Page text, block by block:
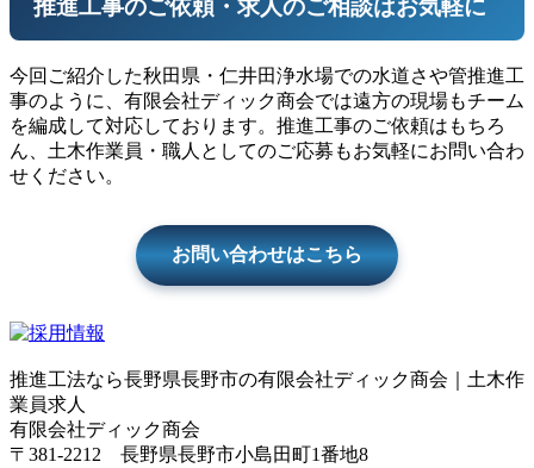
推進工事のご依頼・求人のご相談はお気軽に
今回ご紹介した秋田県・仁井田浄水場での水道さや管推進工
事のように、有限会社ディック商会では遠方の現場もチーム
を編成して対応しております。推進工事のご依頼はもちろ
ん、土木作業員・職人としてのご応募もお気軽にお問い合わ
せください。
お問い合わせはこちら
推進工法なら長野県長野市の有限会社ディック商会｜土木作
業員求人
有限会社ディック商会
〒381-2212 長野県長野市小島田町1番地8